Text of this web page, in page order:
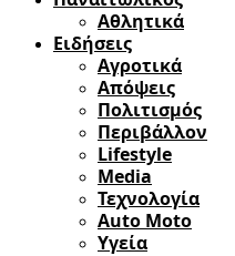
Αθλητικά
Ειδήσεις
Αγροτικά
Απόψεις
Πολιτισμός
Περιβάλλον
Lifestyle
Media
Τεχνολογία
Auto Moto
Υγεία